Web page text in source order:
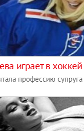
играет в
профессию супруга